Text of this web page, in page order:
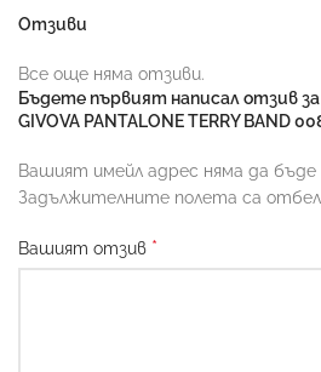
Отзиви
Все още няма отзиви.
Бъдете първият написал отзив
GIVOVA PANTALONE TERRY BAND
Вашият имейл адрес няма да бъде
Задължителните полета са
Вашият отзив *